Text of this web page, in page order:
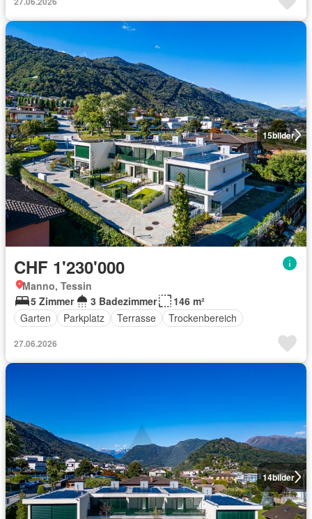
15bilder
CHF 1'230'000
Manno, Tessin
5 Zimmer
3 Badezimmer
146 m²
Garten
Parkplatz Terrasse Trockenbereich
27.06.2026
14bilder